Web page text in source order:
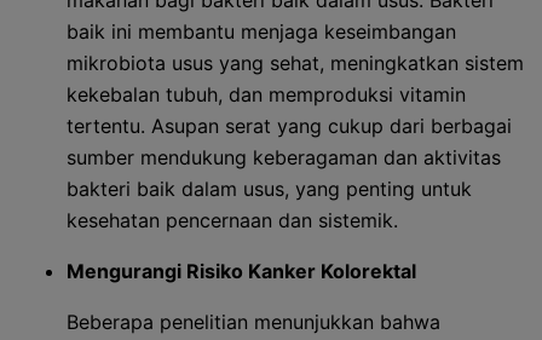
baik ini membantu menjaga keseimbangan
mikrobiota usus yang sehat, meningkatkan sistem
kekebalan tubuh, dan memproduksi vitamin
tertentu. Asupan serat yang cukup dari berbagai
sumber mendukung keberagaman dan aktivitas
bakteri baik dalam usus, yang penting untuk
kesehatan pencernaan dan sistemik.
Mengurangi Risiko Kanker Kolorektal
Beberapa penelitian menunjukkan bahwa